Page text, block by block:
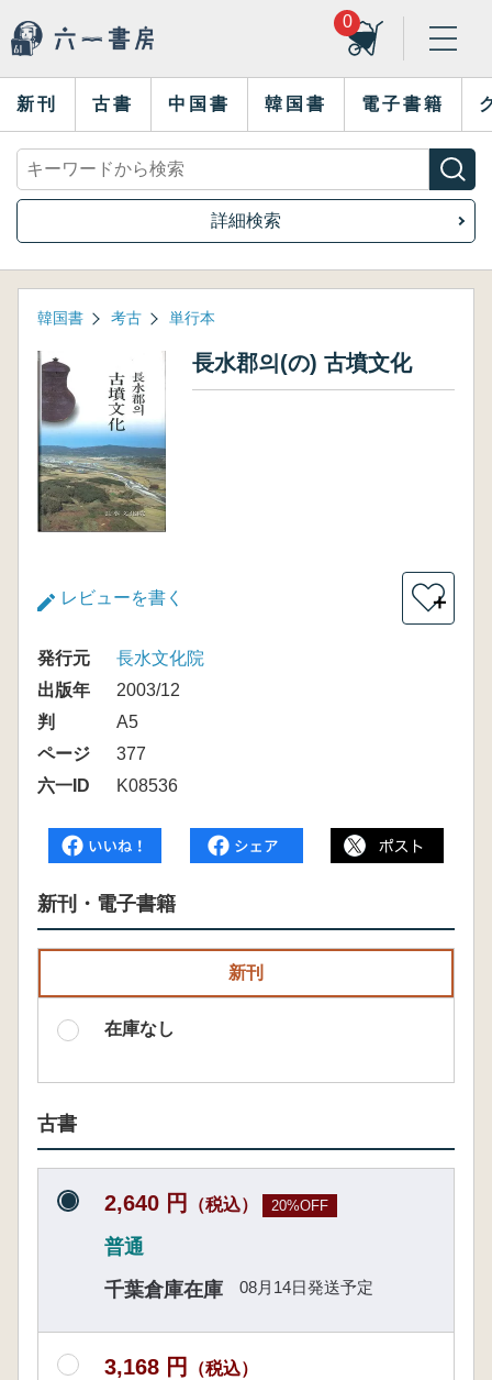
0
新刊 古書 中国書 韓国書 電子書籍
詳細検索
韓国書 考古 単行本
長水郡의(の) 古墳文化
レビューを書く ＋
発行元
長水文化院
出版年
2003/12
判
A5
ページ
377
六一ID
K08536
新刊・電子書籍
新刊
在庫なし
古書
2,640 円 （税込） 20%OFF
普通
千葉倉庫在庫
08月14日発送予定
3,168 円 （税込）